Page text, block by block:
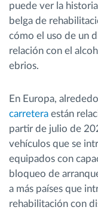
puede ver la
belga de
cómo el uso de un
relación con el
ebrios.
En Europa,
carretera están
partir de julio de
vehículos que se
equipados con
bloqueo de
a más países que
rehabilitación con